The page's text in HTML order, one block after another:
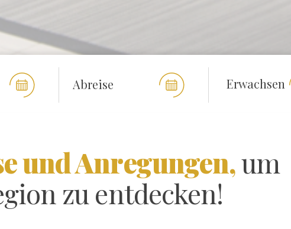
und Anregungen,um
zu entdecken!